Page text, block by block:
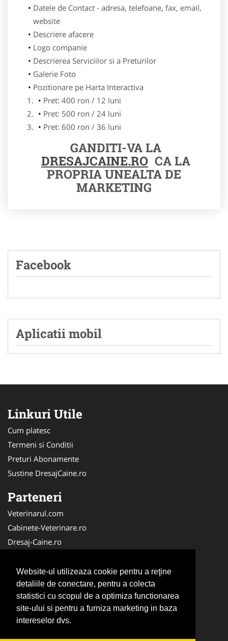
Website-ul utilizeaza cookie pentru a reţine
detaliile de conectare, pentru a colecta
statistici cu scopul de a optimiza functionarea
site-ului si pentru a furniza marketing in baza
intereselor dvs.
Datele de Contact - adresa, telefoane, fax, email,
website
Descriere afacere
Logo companie
Descrierea Serviciilor si a Preturilor
Galerie Foto
Pozitionare pe Harta Interactiva
Pret: 400 ron / 12 luni
Pret: 500 ron / 24 luni
Pret: 600 ron / 36 luni
GANDITI-VA LA
DRESAJCAINE.RO CA LA
PROPRIA UNEALTA DE
MARKETING
Facebook
Aplicatii mobil
Linkuri Utile
Cum platesc
Termeni si Conditii
Preturi Abonamente
Sustine DresajCaine.ro
Parteneri
Veterinarul.com
Cabinete-Veterinare.ro
Dresaj-Caine.ro
Medic-Bun.com
SalonFrizerieCanina.com
DresajCaine.ro
NonStopDeschis.ro